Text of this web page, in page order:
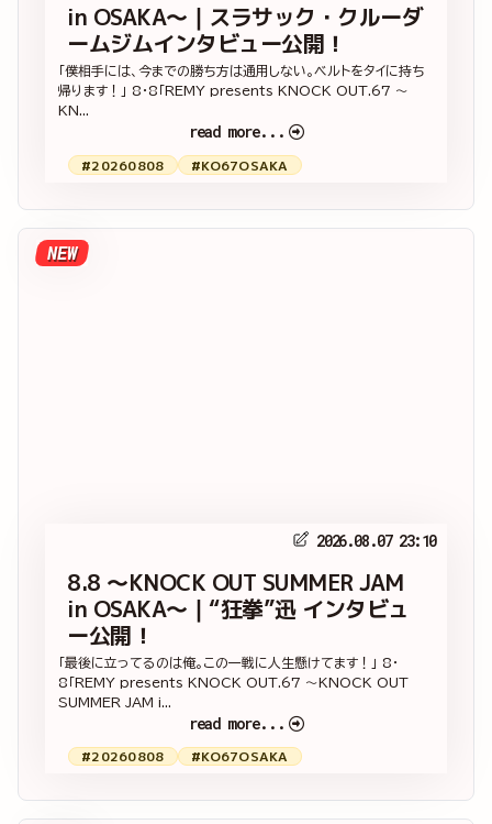
in OSAKA～｜スラサック・クルーダ
ームジムインタビュー公開！
「僕相手には、今までの勝ち方は通用しない。ベルトをタイに持ち
帰ります！」 8・8「REMY presents KNOCK OUT.67 ～
KN...
read more...
#20260808 #KO67OSAKA
NEW
2026.08.07 23:10
8.8 ～KNOCK OUT SUMMER JAM
in OSAKA～｜“狂拳”迅 インタビュ
ー公開！
「最後に立ってるのは俺。この一戦に人生懸けてます！」 8・
8「REMY presents KNOCK OUT.67 ～KNOCK OUT
SUMMER JAM i...
read more...
#20260808 #KO67OSAKA